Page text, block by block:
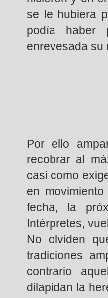
se le hubiera
podía haber
enrevesada su
Por ello
recobrar al
casi como
en
fecha, la
Intérpretes,
No olviden
tradiciones
contrario
dilapidan la